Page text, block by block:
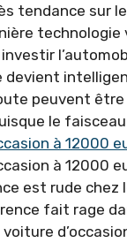
tendance sur
devient
peuvent
le faisceau
à 12000
à 12000
est rude chez
fait rage